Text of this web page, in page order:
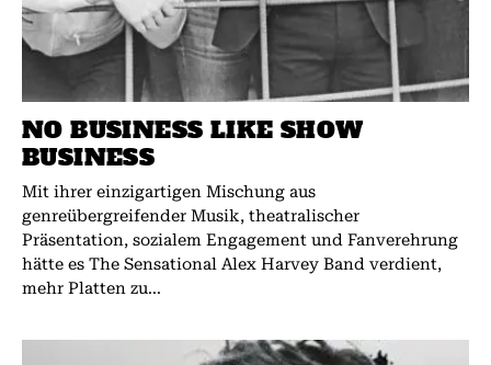
NO BUSINESS LIKE SHOW
BUSINESS
Mit ihrer einzigartigen Mischung aus
genreübergreifender Musik, theatralischer
Präsentation, sozialem Engagement und Fanverehrung
hätte es The Sensational Alex Harvey Band verdient,
mehr Platten zu...